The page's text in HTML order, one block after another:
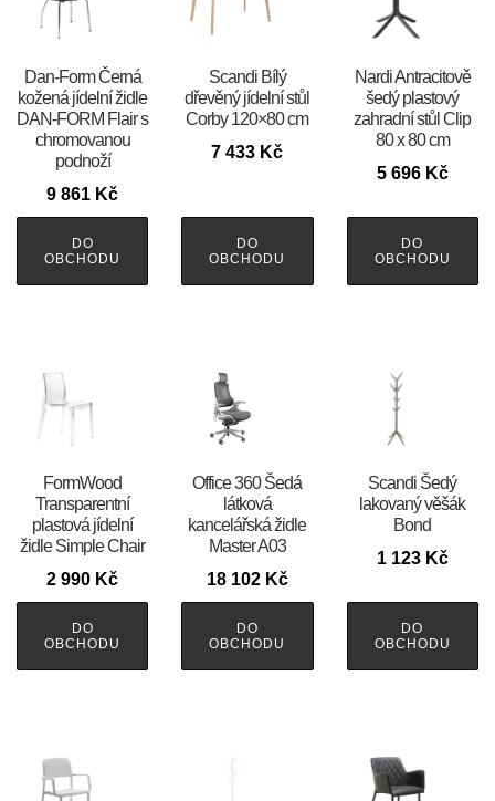
​​​​​Dan-Form Černá
kožená jídelní židle
DAN-FORM Flair s
chromovanou
podnoží
9 861 Kč
DO
OBCHODU
Scandi Bílý
dřevěný jídelní stůl
Corby 120×80 cm
7 433 Kč
DO
OBCHODU
Nardi Antracitově
šedý plastový
zahradní stůl Clip
80 x 80 cm
5 696 Kč
DO
OBCHODU
FormWood
Transparentní
plastová jídelní
židle Simple Chair
2 990 Kč
DO
OBCHODU
Office 360 Šedá
látková
kancelářská židle
Master A03
18 102 Kč
DO
OBCHODU
Scandi Šedý
lakovaný věšák
Bond
1 123 Kč
DO
OBCHODU